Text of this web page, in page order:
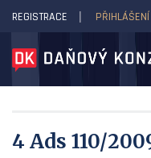
DAŇOVÝ
REGISTRACE PŘIHLÁŠENÍ
4 Ads 110/